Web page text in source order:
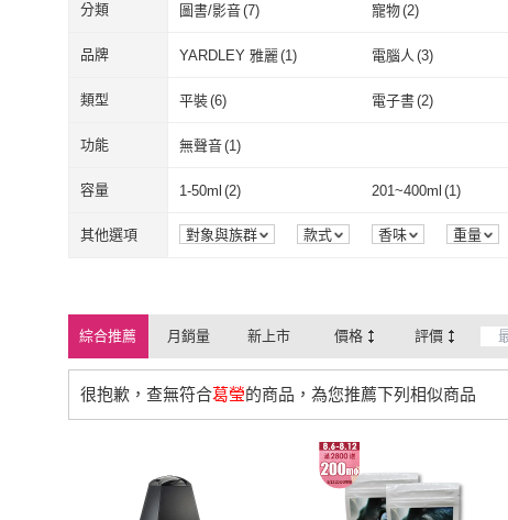
分類 圖書/影音(7) 寵物(2)
品牌 YARDLEY 雅麗 (1) 電腦人 (3)
YARDLEY 雅麗 電腦人
類型 平裝(6) 電子書(2)
平裝(6
功能 無聲音(1)
無聲音
容量 1-50ml (2) 201~400ml (1)
1-50ml(2) 201~400ml(1)
其他選項 對象與族群 款式 香味 重量
綜合推薦 月銷量 新上市 價格 評價
很抱歉，查無符合葛瑩的商品，為您推薦下列相似商品